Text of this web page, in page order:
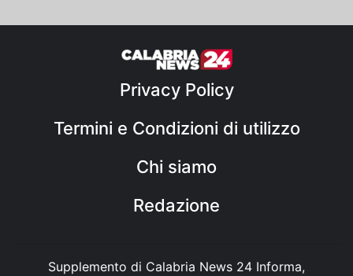
Privacy Policy
Termini e Condizioni di utilizzo
Chi siamo
Redazione
Supplemento di Calabria News 24 Informa,